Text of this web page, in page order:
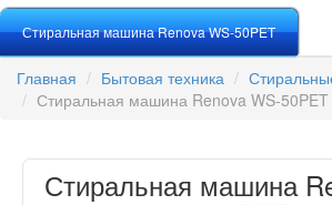
Стиральная машина Renova WS-50PET
Главная Бытовая техника
Стиральная машина Renova WS-50PET
Стиральная машина